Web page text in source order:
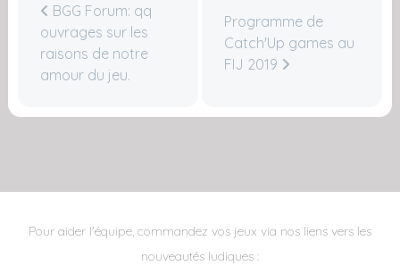
BGG Forum: qq
ouvrages sur les
raisons de notre
amour du jeu.
Programme de
Catch'Up games au
FIJ 2019
Pour aider l'équipe, commandez vos jeux via nos liens vers les
nouveautés ludiques :